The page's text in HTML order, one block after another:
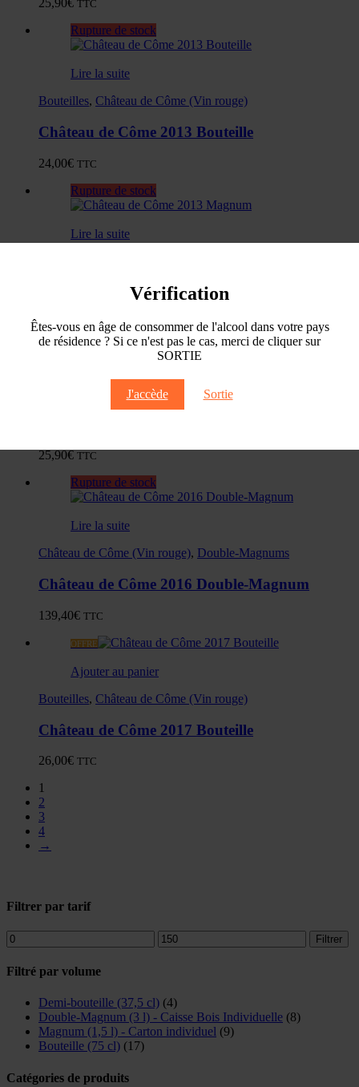
Vérification
Êtes-vous en âge de consommer de l'alcool dans votre pays
de résidence ? Si ce n'est pas le cas, merci de cliquer sur
SORTIE
J'accède Sortie
25,90€ TTC
Rupture de stock
Lire la suite
Bouteilles, Château de Côme (Vin rouge)
Château de Côme 2013 Bouteille
24,00€ TTC
Rupture de stock
Lire la suite
Château de Côme 2013 Magnum
Rupture de stock
Château de Côme (Vin rouge)
25,90€ TTC
Rupture de stock
Lire la suite
Château de Côme (Vin rouge), Double-Magnums
Château de Côme 2016 Double-Magnum
139,40€ TTC
OFFRE
Ajouter au panier
Bouteilles, Château de Côme (Vin rouge)
Château de Côme 2017 Bouteille
26,00€ TTC
1
2
3
4
→
Filtrer par tarif
Prix
min
Prix
max
Filtrer
Filtré par volume
Demi-bouteille (37,5 cl) (4)
Double-Magnum (3 l) - Caisse Bois Individuelle (8)
Magnum (1,5 l) - Carton individuel (9)
Bouteille (75 cl) (17)
Catégories de produits